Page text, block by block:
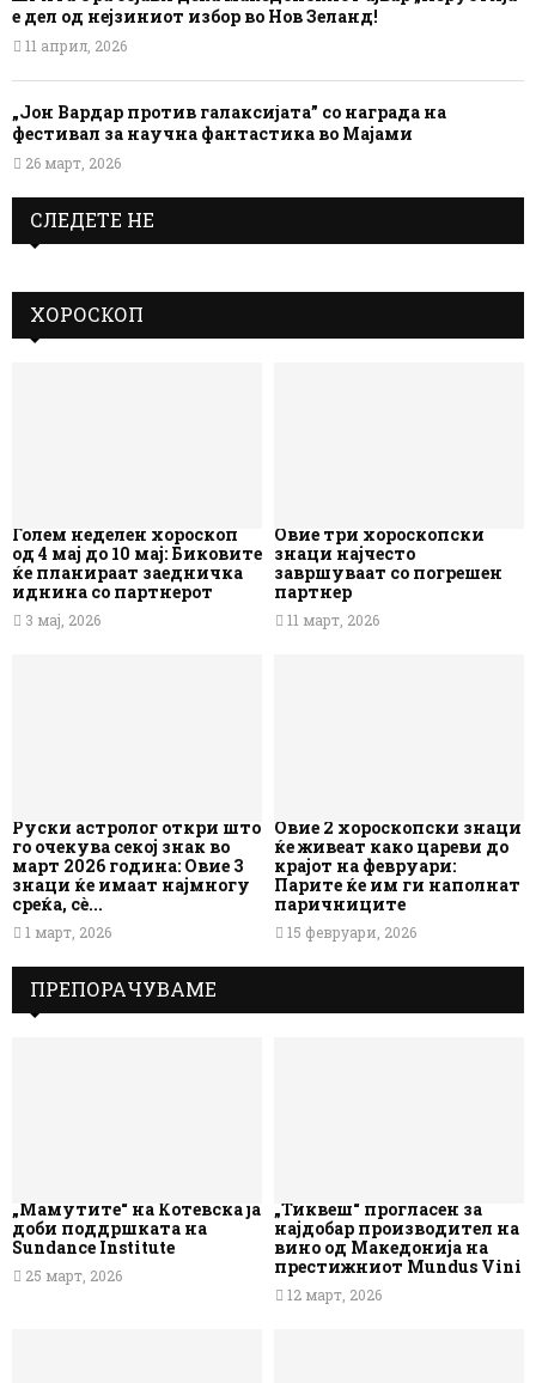
е дел од нејзиниот избор во Нов Зеланд!
11 април, 2026
„Јон Вардар против галаксијата” со награда на
фестивал за научна фантастика во Мајами
26 март, 2026
СЛЕДЕТЕ НЕ
ХОРОСКОП
Голем неделен хороскоп
од 4 мај до 10 мај: Биковите
ќе планираат заедничка
иднина со партнерот
3 мај, 2026
Овие три хороскопски
знаци најчесто
завршуваат со погрешен
партнер
11 март, 2026
Руски астролог откри што
го очекува секој знак во
март 2026 година: Овие 3
знаци ќе имаат најмногу
среќа, сè...
1 март, 2026
Овие 2 хороскопски знаци
ќе живеат како цареви до
крајот на февруари:
Парите ќе им ги наполнат
паричниците
15 февруари, 2026
ПРЕПОРАЧУВАМЕ
„Мамутите“ на Котевска ја
доби поддршката на
Sundance Institute
25 март, 2026
„Тиквеш“ прогласен за
најдобар производител на
вино од Македонија на
престижниот Mundus Vini
12 март, 2026